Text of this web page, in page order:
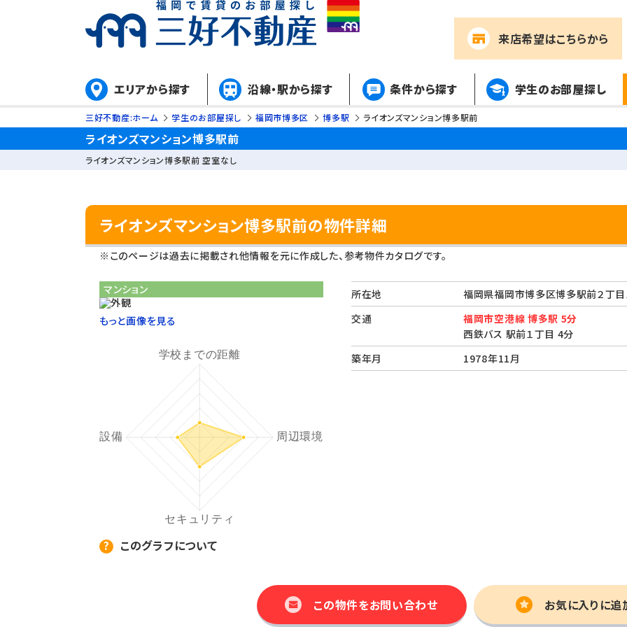
来店希望はこちらから
エリアから探す 沿線・駅から探す 条件から探す 学生のお部屋探し
三好不動産:ホーム 学生のお部屋探し 福岡市博多区 博多駅 ライオンズマンション博多駅前
ライオンズマンション博多駅前
ライオンズマンション博多駅前 空室なし
ライオンズマンション博多駅前の物件詳細
※このページは過去に掲載され他情報を元に作成した、参考物件カタログです。
マンション
もっと画像を見る
このグラフについて
所在地
福岡県福岡市博多区博多駅前２
交通
福岡市空港線 博多駅 5分
西鉄バス 駅前１丁目 4分
築年月
1978年11月
この物件をお問い合わせ お気に入りに追